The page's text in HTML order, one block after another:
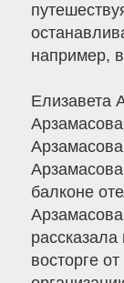
например,
Елизавета
балконе
рассказала
восторге